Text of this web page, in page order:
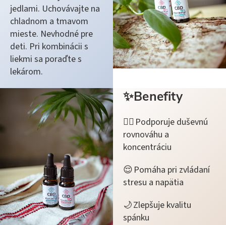
jedlami. Uchovávajte na
chladnom a tmavom
mieste. Nevhodné pre
deti. Pri kombinácii s
liekmi sa poraďte s
lekárom.
✨Benefity
🧘‍♀️ Podporuje duševnú
rovnováhu a
koncentráciu
😌 Pomáha pri zvládaní
stresu a napätia
🌙 Zlepšuje kvalitu
spánku